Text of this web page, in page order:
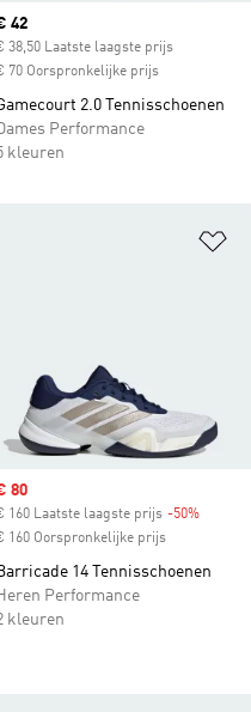
price
42
38,50 Laatste laagste prijs
70 Oorspronkelijke prijs
2.0 Tennisschoenen
Performance
kleuren
price
80
160 Laatste laagste prijs -50%
160 Oorspronkelijke prijs
14 Tennisschoenen
Performance
kleuren